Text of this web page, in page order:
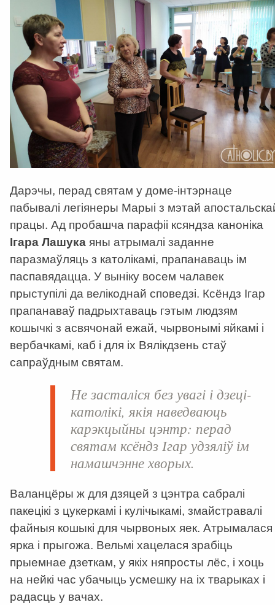
Дарэчы, перад святам у доме-інтэрнаце
пабывалі легіянеры Марыі з мэтай
працы. Ад пробашча парафіі ксяндза каноніка
Ігара Лашука яны атрымалі заданне
паразмаўляць з католікамі, прапанаваць ім
паспавядацца. У выніку восем чалавек
прыступілі да велікоднай споведзі. Ксёндз Ігар
прапанаваў падрыхтаваць гэтым людзям
кошычкі з асвячонай ежай, чырвонымі яйкамі і
вербачкамі, каб і для іх Вялікдзень стаў
сапраўдным святам.
Не засталіся без увагі і дзеці-
католікі, якія наведваюць
карэкцыйны цэнтр: перад
святам ксёндз Ігар удзяліў ім
намашчэнне хворых.
Валанцёры ж для дзяцей з цэнтра сабралі
пакецікі з цукеркамі і кулічыкамі, змайстравалі
файныя кошыкі для чырвоных яек. Атрымалася
ярка і прыгожа. Вельмі хацелася зрабіць
прыемнае дзеткам, у якіх няпросты лёс, і хоць
на нейкі час убачыць усмешку на іх тварыках і
радасць у вачах.